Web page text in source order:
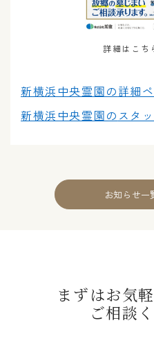
詳細はこち
新横浜中央霊園の詳細
新横浜中央霊園の スタ
お知らせ一
まずはお気
ご相談